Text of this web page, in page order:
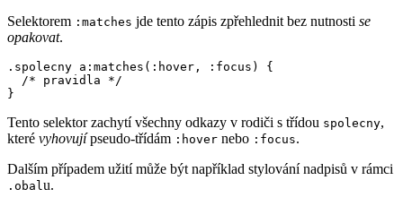
Selektorem :matches jde tento zápis zpřehlednit bez nutnosti se
opakovat.
.spolecny a:matches(:hover, :focus) {
  /* pravidla */
}
Tento selektor zachytí všechny odkazy v rodiči s třídou spolecny,
které vyhovujípseudo-třídám :hover nebo :focus.
Dalším případem užití může být například stylování nadpisů v rámci
.obal u.